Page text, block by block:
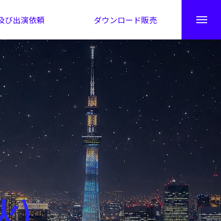
び出演依頼 ダウンロード販売
秘伝公開！吉凶カレンダー